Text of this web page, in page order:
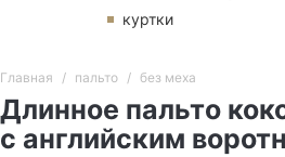
куртки
Главная пальто без меха
Длинное пальто
с английским